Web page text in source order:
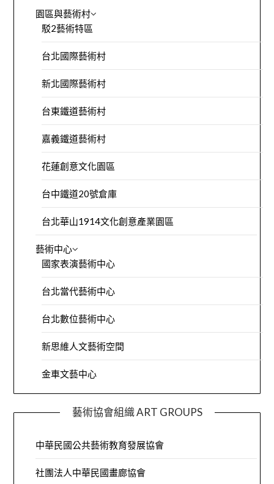
園區與藝術村
駁2藝術特區
台北國際藝術村
新北國際藝術村
台東鐵道藝術村
嘉義鐵道藝術村
花蓮創意文化園區
台中鐵道20號倉庫
台北華山1914文化創意產業園區
藝術中心
國家表演藝術中心
台北當代藝術中心
台北數位藝術中心
新思維人文藝術空間
金車文藝中心
藝術協會組織 ART GROUPS
中華民國公共藝術教育發展協會
社團法人中華民國畫廊協會